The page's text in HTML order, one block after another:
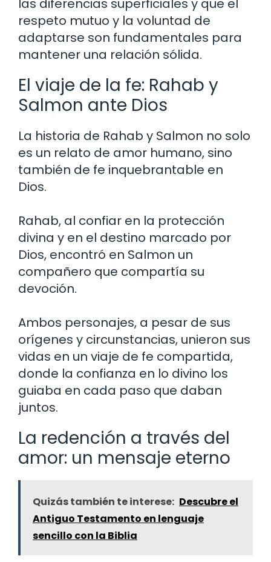
las diferencias superficiales y que el
respeto mutuo y la voluntad de
adaptarse son fundamentales para
mantener una relación sólida.
El viaje de la fe: Rahab y
Salmon ante Dios
La historia de Rahab y Salmon no solo
es un relato de amor humano, sino
también de fe inquebrantable en
Dios.
Rahab, al confiar en la protección
divina y en el destino marcado por
Dios, encontró en Salmon un
compañero que compartía su
devoción.
Ambos personajes, a pesar de sus
orígenes y circunstancias, unieron sus
vidas en un viaje de fe compartida,
donde la confianza en lo divino los
guiaba en cada paso que daban
juntos.
La redención a través del
amor: un mensaje eterno
Quizás también te interese: Descubre el
Antiguo Testamento en lenguaje
sencillo con la Biblia